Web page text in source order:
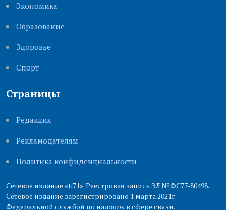
Экономика
Образование
Здоровье
Cпорт
Страницы
Редакция
Рекламодателям
Политика конфиденциальности
Сетевое издание «ti71». Реестровая запись ЭЛ №ФС77-80498.
Сетевое издание зарегистрировано 1 марта 2021г.
Федеральной службой по надзору в сфере связи,